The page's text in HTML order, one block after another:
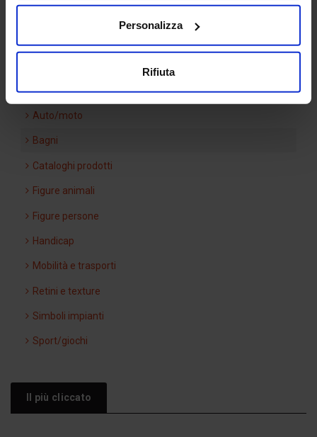
Personalizza
Rifiuta
Attrezzature di cantiere
Auto/moto
Bagni
Cataloghi prodotti
Figure animali
Figure persone
Handicap
Mobilità e trasporti
Retini e texture
Simboli impianti
Sport/giochi
Il più cliccato